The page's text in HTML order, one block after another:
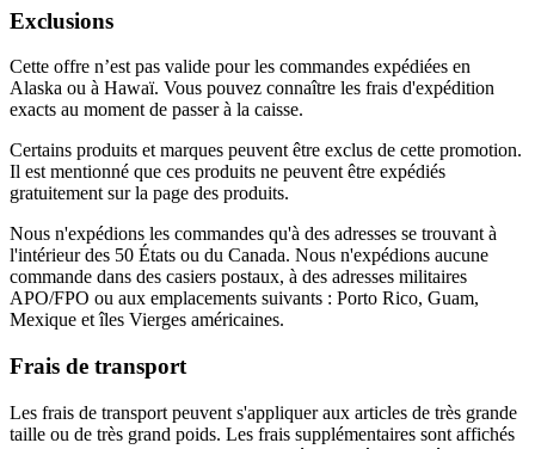
Exclusions
Cette offre n’est pas valide pour les commandes expédiées en
Alaska ou à Hawaï. Vous pouvez connaître les frais d'expédition
exacts au moment de passer à la caisse.
Certains produits et marques peuvent être exclus de cette promotion.
Il est mentionné que ces produits ne peuvent être expédiés
gratuitement sur la page des produits.
Nous n'expédions les commandes qu'à des adresses se trouvant à
l'intérieur des 50 États ou du Canada. Nous n'expédions aucune
commande dans des casiers postaux, à des adresses militaires
APO/FPO ou aux emplacements suivants : Porto Rico, Guam,
Mexique et îles Vierges américaines.
Frais de transport
Les frais de transport peuvent s'appliquer aux articles de très grande
taille ou de très grand poids. Les frais supplémentaires sont affichés